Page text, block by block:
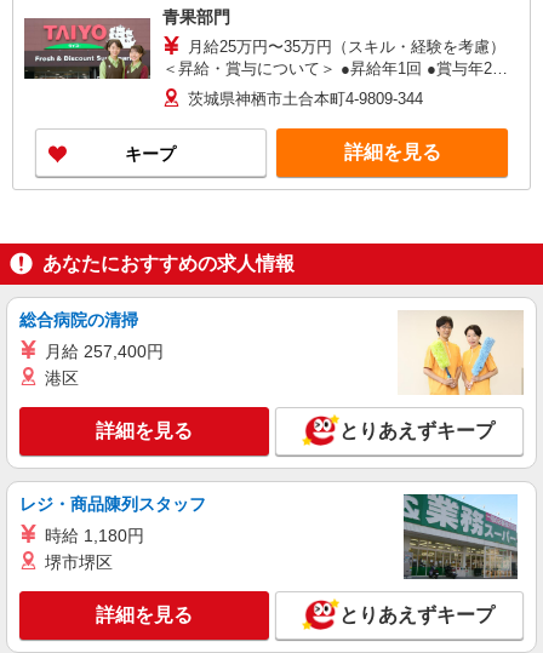
青果部門
月給25万円〜35万円（スキル・経験を考慮）
＜昇給・賞与について＞ ●昇給年1回 ●賞与年2回
（年間4.2ヶ月分／過去実績） ＜各種手当一覧＞ ●
交通費規定支給 ●資格手当 ＜年収例＞ ●30歳代：
年収450万円 ●40歳代：年収500万円
茨城県神栖市土合本町4-9809-344
キープ 詳細を見る
あなたにおすすめの求人情報
総合病院の清掃
月給 257,400円
港区
詳細を見る とりあえずキープ
レジ・商品陳列スタッフ
時給 1,180円
堺市堺区
詳細を見る とりあえずキープ